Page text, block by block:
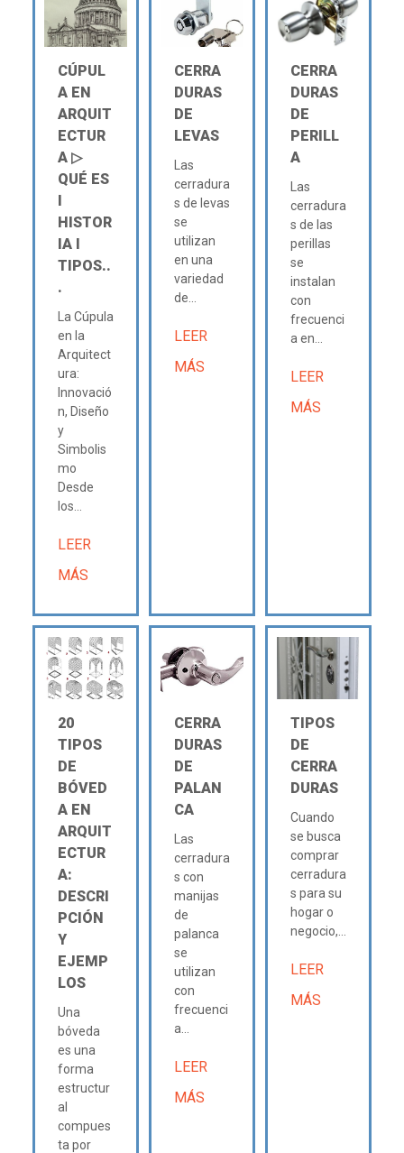
CÚPUL
A EN
ARQUIT
ECTUR
A ▷
QUÉ ES
Ι
HISTOR
IA Ι
TIPOS..
.
La Cúpula
en la
Arquitect
ura:
Innovació
n, Diseño
y
Simbolis
mo
Desde
los...
LEER
MÁS
CERRA
DURAS
DE
LEVAS
Las
cerradura
s de levas
se
utilizan
en una
variedad
de...
LEER
MÁS
CERRA
DURAS
DE
PERILL
A
Las
cerradura
s de las
perillas
se
instalan
con
frecuenci
a en...
LEER
MÁS
20
TIPOS
DE
BÓVED
A EN
ARQUIT
ECTUR
A:
DESCRI
PCIÓN
Y
EJEMP
LOS
Una
bóveda
es una
forma
estructur
al
compues
ta por
CERRA
DURAS
DE
PALAN
CA
Las
cerradura
s con
manijas
de
palanca
se
utilizan
con
frecuenci
a...
LEER
MÁS
TIPOS
DE
CERRA
DURAS
Cuando
se busca
comprar
cerradura
s para su
hogar o
negocio,...
LEER
MÁS